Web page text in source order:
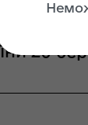
2 та
20